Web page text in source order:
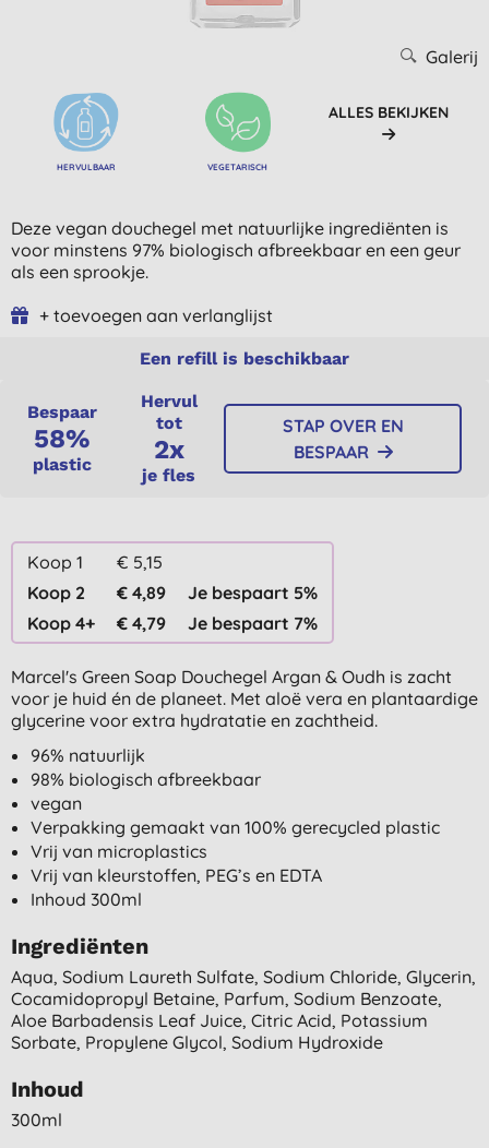
Galerij
HERVULBAAR VEGETARISCH
ALLES BEKIJKEN
Deze vegan douchegel met natuurlijke ingrediënten is
voor minstens 97% biologisch afbreekbaar en een geur
als een sprookje.
+ toevoegen aan verlanglijst
Een refill is beschikbaar
Bespaar
58%
plastic
Hervul
tot
2x
je fles
STAP OVER EN
BESPAAR
Koop 1
€ 5,15
Koop 2
€ 4,89
Je bespaart 5%
Koop 4+
€ 4,79 Je bespaart 7%
Marcel's Green Soap Douchegel Argan & Oudh is zacht
voor je huid én de planeet. Met aloë vera en plantaardige
glycerine voor extra hydratatie en zachtheid.
96% natuurlijk
98% biologisch afbreekbaar
vegan
Verpakking gemaakt van 100% gerecycled plastic
Vrij van microplastics
Vrij van kleurstoffen, PEG’s en EDTA
Inhoud 300ml
Ingrediënten
Aqua, Sodium Laureth Sulfate, Sodium Chloride, Glycerin,
Cocamidopropyl Betaine, Parfum, Sodium Benzoate,
Aloe Barbadensis Leaf Juice, Citric Acid, Potassium
Sorbate, Propylene Glycol, Sodium Hydroxide
Inhoud
300ml